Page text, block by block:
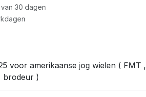
30 dagen
voor amerikaanse jog wielen ( FMT ,
brodeur )